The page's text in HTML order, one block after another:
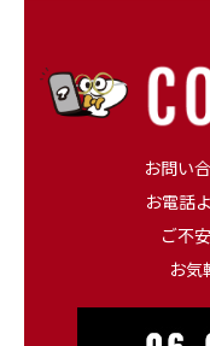
お問い
お電話
ご不
お気